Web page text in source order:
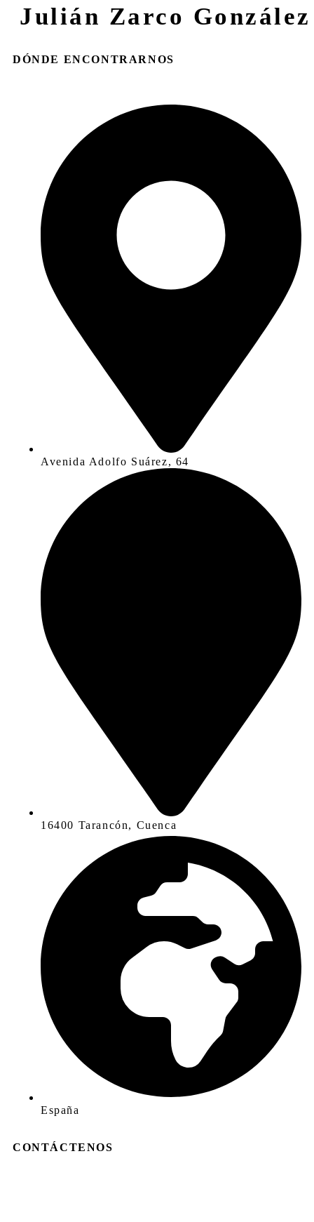
Julián Zarco González
DÓNDE ENCONTRARNOS
Avenida Adolfo Suárez, 64
16400 Tarancón, Cuenca
España
CONTÁCTENOS